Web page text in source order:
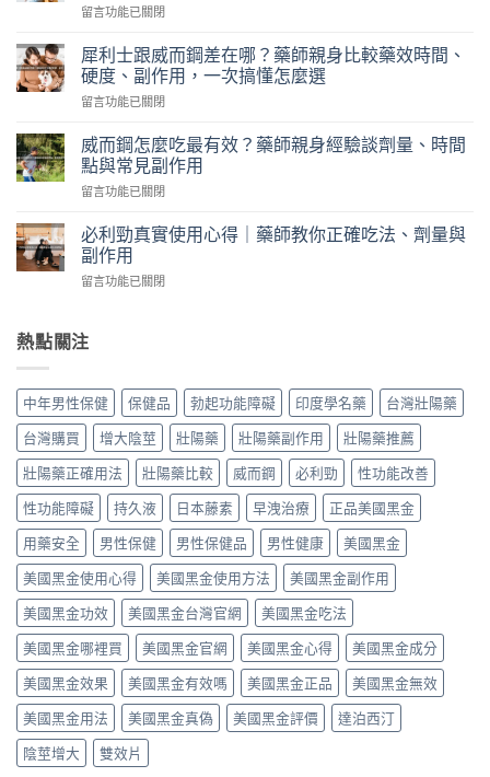
華
神
丹
評
價
藥
師
際
用
三
個
得：
成
吃
法、
副
用
與
真
假
辨
別〉
中
在
利
士
5mg
每
錠
怎
麼
吃？
師
親
經
每
養、
副
用
與
價
格〉
中
留言功能已關閉
犀利士跟威而鋼差在哪？藥師親身比較藥效時間、
硬度、副作用，一次搞懂怎麼選
在
利
士
跟
威
鋼
差
在
哪？
親
較
藥
時
間、
硬
度、
副
用，
一
次
搞
懂
怎
麼
選〉
中
留言功能已關閉
威而鋼怎麼吃最有效？藥師親身經驗談劑量、時間
點與常見副作用
在
而
鋼
怎
麼
有
師
親
經
驗
談
劑
量、
間
點
與
常
見
副
作
用〉
中
留言功能已關閉
必利勁真實使用心得｜藥師教你正確吃法、劑量與
副作用
在
勁
真
使
用
心
得
｜
藥
師
教
正
確
吃
法、
劑
量
與
副
作
用〉
中
留言功能已關閉
熱點關注
中年男性保健 保健品 勃起功能障礙 印度學名藥
台灣壯陽藥
台灣購買
增大陰莖 壯陽藥 壯陽藥副作用
壯陽藥推薦
壯陽藥正確用法
壯陽藥比較 威而鋼 必利勁
性功能改善
性功能障礙
持久液 日本藤素 早洩治療
正品美國黑金
用藥安全
男性保健 男性保健品 男性健康
美國黑金
美國黑金使用心得
美國黑金使用方法
美國黑金副作用
美國黑金功效
美國黑金台灣官網
美國黑金吃法
美國黑金哪裡買
美國黑金官網 美國黑金心得
美國黑金成分
美國黑金效果
美國黑金有效嗎 美國黑金正品
美國黑金無效
美國黑金用法
美國黑金真偽 美國黑金評價
達泊西汀
陰莖增大
雙效片